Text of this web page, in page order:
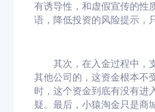
有诱导性，和虚假宣传的性
语，降低投资的风险提示，
其次，在入金过程中，支
其他公司的，这资金根本不
时，这个资金到底有没有进
疑。最后，小猿淘金只是商